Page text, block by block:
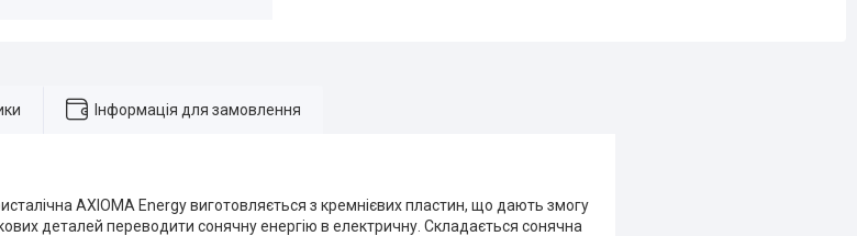
Інформація для замовлення
AXIOMA Energy виготовляється з кремнієвих пластин, що дають змогу
деталей переводити сонячну енергію в електричну. Складається сонячна